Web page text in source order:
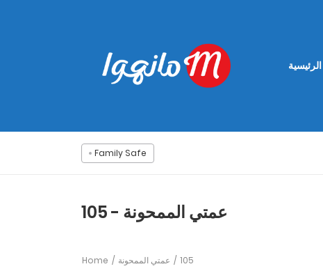
الرئيسية
Family Safe
عمتي الممحونة - 105
Home عمتي الممحونة 105